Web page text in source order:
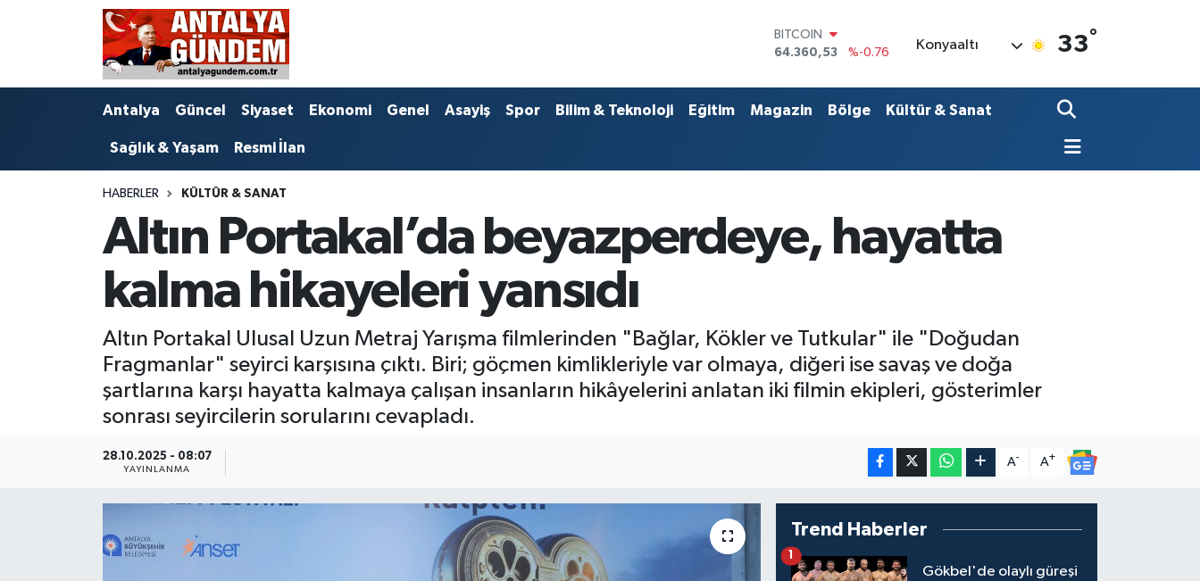
DOLAR
47,7069
%0.17
55,0265
%0.01
STERLİN
64.360,53
%-0.76
Konyaaltı 33°
Antalya Güncel Siyaset Ekonomi Genel Asayiş Spor Bilim & Teknoloji Eğitim Magazin Bölge Kültür & Sanat
Sağlık & Yaşam Resmi İlan
HABERLER KÜLTÜR & SANAT
Altın Portakal’da beyazperdeye, hayatta
kalma hikayeleri yansıdı
Altın Portakal Ulusal Uzun Metraj Yarışma filmlerinden "Bağlar, Kökler ve Tutkular" ile "Doğudan
Fragmanlar" seyirci karşısına çıktı. Biri; göçmen kimlikleriyle var olmaya, diğeri ise savaş ve doğa
şartlarına karşı hayatta kalmaya çalışan insanların hikâyelerini anlatan iki filmin ekipleri, gösterimler
sonrası seyircilerin sorularını cevapladı.
28.10.2025 - 08:07
YAYINLANMA
A- A+
Trend Haberler
Gökbel'de olaylı güreşi
1
Antalya
Bilim & Teknoloji
EĞİTİM
Görüntülü Haber
Kültür & Sanat
Antalya Nöbetçi Eczaneler
Antalya Hava Durumu
Antalya Namaz Vakitleri
Süper Lig Puan Durumu ve Fikstür
Tüm Manşetler
Son Dakika Haberleri
Haber Arşivi